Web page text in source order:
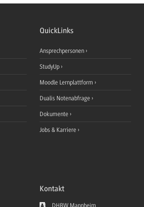
QuickLinks
Ansprechpersonen
StudyUp
Moodle Lernplattform
Dualis Notenabfrage
Dokumente
Jobs & Karriere
Kontakt